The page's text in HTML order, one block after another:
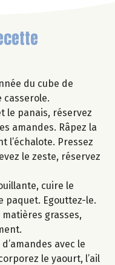
du cube de
casserole.
le panais, réservez
amandes. Râpez la
l’échalote. Pressez
le zeste, réservez
cuire le
paquet. Egouttez-le.
grasses,
avec le
le yaourt, l’ail